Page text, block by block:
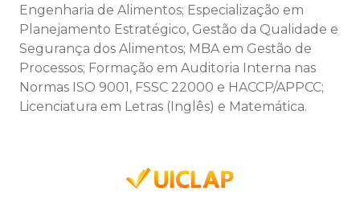
Engenharia de Alimentos; Especialização em
Planejamento Estratégico, Gestão da Qualidade e
Segurança dos Alimentos; MBA em Gestão de
Processos; Formação em Auditoria Interna nas
Normas ISO 9001, FSSC 22000 e HACCP/APPCC;
Licenciatura em Letras (Inglês) e Matemática.